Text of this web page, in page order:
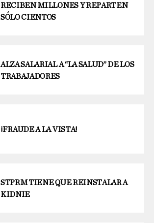
RECIBEN MILLONES Y REPARTEN
SÓLO CIENTOS
ALZA SALARIAL A “LA SALUD” DE LOS
TRABAJADORES
¡FRAUDE A LA VISTA!
STPRM TIENE QUE REINSTALAR A
KIDNIE